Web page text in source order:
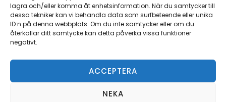
lagra och/eller komma åt enhetsinformation. När du samtycker till
dessa tekniker kan vi behandla data som surfbeteende eller unika
ID:n på denna webbplats. Om du inte samtycker eller om du
återkallar ditt samtycke kan detta påverka vissa funktioner
negativt.
ACCEPTERA
NEKA